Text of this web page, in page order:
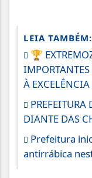
LEIA TAMBÉM:
🏆
À
PREFEITURA
DIANTE DAS
Prefeitura
antirrábica